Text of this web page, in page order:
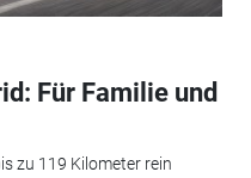
Für Familie und
zu 119 Kilometer rein